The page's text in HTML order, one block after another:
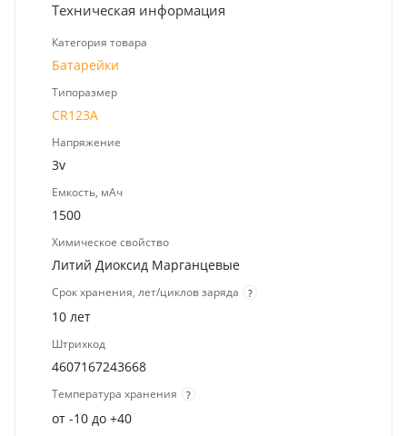
Техническая информация
Категория товара
Батарейки
Типоразмер
CR123A
Напряжение
3v
Емкость, мАч
1500
Химическое свойство
Литий Диоксид Марганцевые
Срок хранения, лет/циклов заряда ?
10 лет
Штрихкод
4607167243668
Температура хранения ?
от -10 до +40